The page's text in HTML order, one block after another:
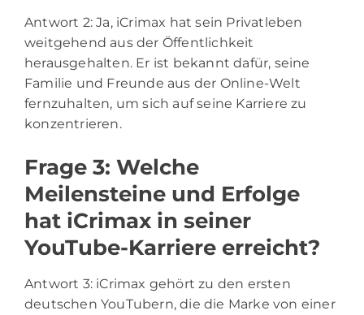
Antwort 2: Ja, iCrimax hat sein Privatleben
weitgehend aus der Öffentlichkeit
herausgehalten. Er ist bekannt dafür, seine
Familie und Freunde aus der Online-Welt
fernzuhalten, um sich auf seine Karriere zu
konzentrieren.
Frage 3: Welche
Meilensteine und Erfolge
hat iCrimax in seiner
YouTube-Karriere erreicht?
Antwort 3: iCrimax gehört zu den ersten
deutschen YouTubern, die die Marke von einer